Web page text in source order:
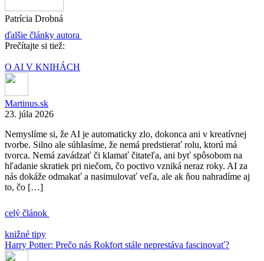
Patrícia Drobná
ďalšie články autora
Prečítajte si tiež:
O AI V KNIHÁCH
Martinus.sk
23. júla 2026
Nemyslíme si, že AI je automaticky zlo, dokonca ani v kreatívnej
tvorbe. Silno ale súhlasíme, že nemá predstierať rolu, ktorú má
tvorca. Nemá zavádzať či klamať čitateľa, ani byť spôsobom na
hľadanie skratiek pri niečom, čo poctivo vzniká neraz roky. AI za
nás dokáže odmakať a nasimulovať veľa, ale ak ňou nahradíme aj
to, čo […]
celý článok
knižné tipy
Harry Potter: Prečo nás Rokfort stále neprestáva fascinovať?